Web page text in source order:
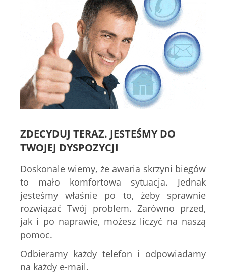
ZDECYDUJ TERAZ. JESTEŚMY DO
TWOJEJ DYSPOZYCJI
Doskonale wiemy, że awaria skrzyni biegów
to mało komfortowa sytuacja. Jednak
jesteśmy właśnie po to, żeby sprawnie
rozwiązać Twój problem. Zarówno przed,
jak i po naprawie, możesz liczyć na naszą
pomoc.
Odbieramy każdy telefon i odpowiadamy
na każdy e-mail.